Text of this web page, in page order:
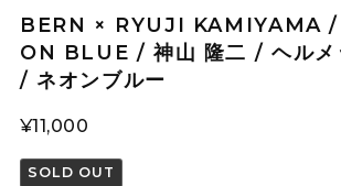
BERN × RYUJI KAMIYAMA
ON BLUE / 神山 隆二 / ヘルメ
/ ネオンブルー
¥11,000
SOLD OUT